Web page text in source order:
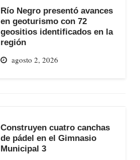
Río Negro presentó avances
en geoturismo con 72
geositios identificados en la
región
agosto 2, 2026
Construyen cuatro canchas
de pádel en el Gimnasio
Municipal 3